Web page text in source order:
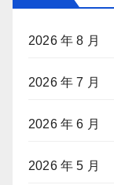
2026 年 8 月
2026 年 7 月
2026 年 6 月
2026 年 5 月